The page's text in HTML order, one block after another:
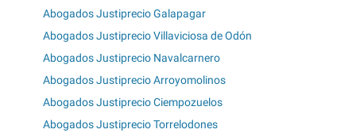
Abogados Justiprecio Galapagar
Abogados Justiprecio Villaviciosa de Odón
Abogados Justiprecio Navalcarnero
Abogados Justiprecio Arroyomolinos
Abogados Justiprecio Ciempozuelos
Abogados Justiprecio Torrelodones